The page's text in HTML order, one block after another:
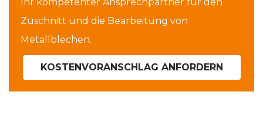
Zuschnitt und die Bearbeitung von
Metallblechen.
KOSTENVORANSCHLAG ANFORDERN